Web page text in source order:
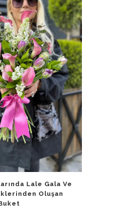
Lale Gala Ve
Oluşan